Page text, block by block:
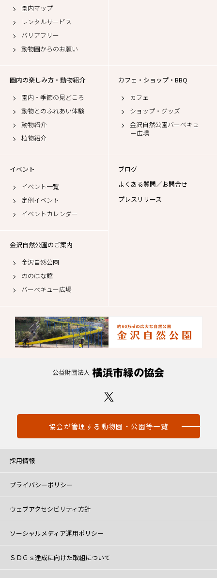
園内マップ
レンタルサービス
バリアフリー
動物園からのお願い
園内の楽しみ方・動物紹介
園内・季節の見どころ
動物とのふれあい体験
動物紹介
植物紹介
カフェ・ショップ・BBQ
カフェ
ショップ・グッズ
金沢自然公園バーベキュ
ー広場
イベント
イベント一覧
定例イベント
イベントカレンダー
ブログ
よくある質問／お問合せ
プレスリリース
金沢自然公園のご案内
金沢自然公園
ののはな館
バーベキュー広場
協会が管理する動物園・公園等一覧
採用情報
プライバシーポリシー
ウェブアクセシビリティ方針
ソーシャルメディア運用ポリシー
ＳＤＧｓ達成に向けた取組について